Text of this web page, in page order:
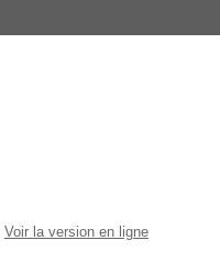
Voir la version en ligne